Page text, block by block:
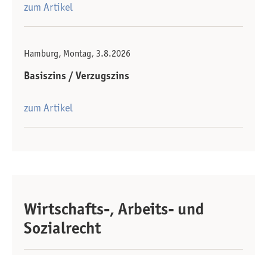
zum Artikel
Hamburg, Montag, 3.8.2026
Basiszins / Verzugszins
zum Artikel
Wirtschafts-, Arbeits- und
Sozialrecht